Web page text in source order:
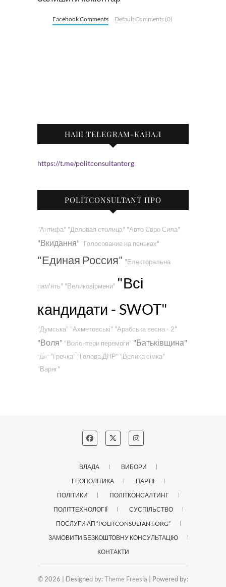
Facebook Comments Default Comments (0)
НАШ TELEGRAM-КАНАЛ
https://t.me/politconsultantorg
POLITCONSULTANT ПРО
"Антифа" "Деловая столица" "Авто Євро Сила"
"Вкидання" "Голосование на пеньках"
"Единая Россия" "Електоральна
пам'ять" "Великовірмени" "Всі
кандидати - SWOT"
"Думська" "Ахметовські" "Арабська весна - 2"
"Воля" "Волонтери перемоги" "Батьківщина"
"Дія" "Гречка" "Голова ДНР" "Велика сімка"
"Варяг"
ВЛАДА
ВИБОРИ
ГЕОПОЛІТИКА
ПАРТІЇ
ПОЛІТИКИ
ПОЛІТКОНСАЛТИНГ
ПОЛІТТЕХНОЛОГІЇ
СУСПІЛЬСТВО
ПОСЛУГИ АП “POLITCONSULTANT.ORG”
ЗАМОВИТИ БЕЗКОШТОВНУ КОНСУЛЬТАЦІЮ
КОНТАКТИ
© 2026 | Designed by:Theme Freesia | Powered by: